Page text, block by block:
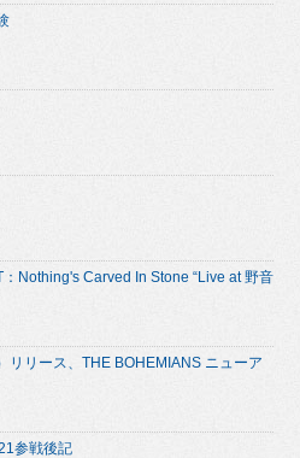
：Nothing's Carved In Stone “Live at 野音
リリース、THE BOHEMIANS ニューア
参戦後記